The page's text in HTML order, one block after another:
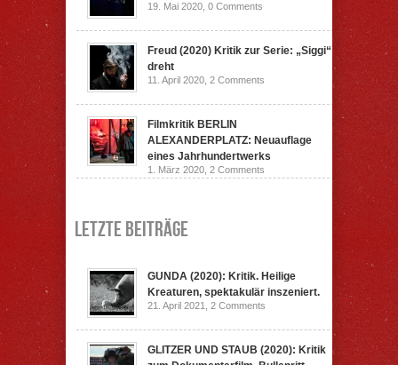
19. Mai 2020, 0 Comments
Freud (2020) Kritik zur Serie: „Siggi“
dreht
11. April 2020, 2 Comments
Filmkritik BERLIN
ALEXANDERPLATZ: Neuauflage
eines Jahrhundertwerks
1. März 2020, 2 Comments
Letzte Beiträge
GUNDA (2020): Kritik. Heilige
Kreaturen, spektakulär inszeniert.
21. April 2021, 2 Comments
GLITZER UND STAUB (2020): Kritik